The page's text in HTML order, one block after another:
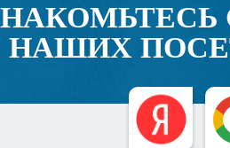
НАШИХ